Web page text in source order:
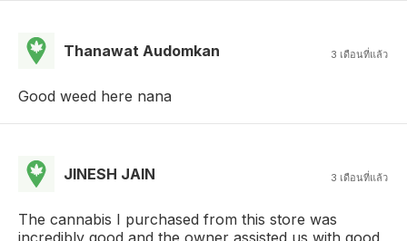
Thanawat Audomkan 3 เดือนที่แล้ว
Good weed here nana
JINESH JAIN 3 เดือนที่แล้ว
The cannabis I purchased from this store was
incredibly good and the owner assisted us with good